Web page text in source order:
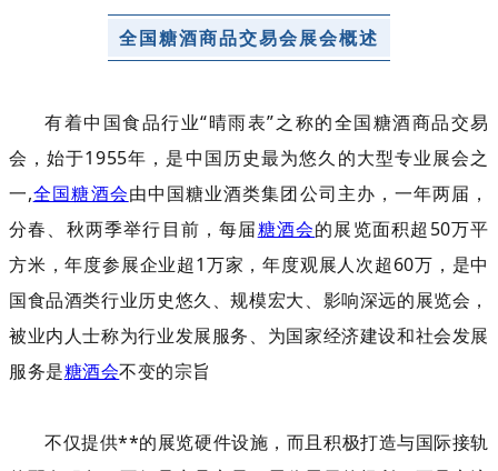
全国糖酒商品交易会展会概述
有着中国食品行业“晴雨表”之称的全国糖酒商品交易
会，始于1955年，是中国历史最为悠久的大型专业展会之
一,全国糖酒会由中国糖业酒类集团公司主办，一年两届，
分春、秋两季举行目前，每届糖酒会的展览面积超50万平
方米，年度参展企业超1万家，年度观展人次超60万，是中
国食品酒类行业历史悠久、规模宏大、影响深远的展览会，
被业内人士称为行业发展服务、为国家经济建设和社会发展
服务是糖酒会不变的宗旨
不仅提供**的展览硬件设施，而且积极打造与国际接轨